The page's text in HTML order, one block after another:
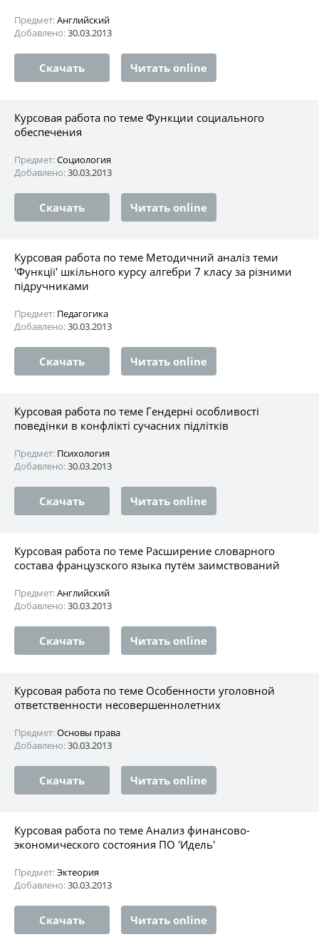
Предмет:Английский
Добавлено:30.03.2013
Скачать Читать online
Курсовая работа по теме Функции социального
обеспечения
Предмет:Социология
Добавлено:30.03.2013
Скачать Читать online
Курсовая работа по теме Методичний аналіз теми
'Функції' шкільного курсу алгебри 7 класу за різними
підручниками
Предмет: Педагогика
Добавлено:30.03.2013
Скачать Читать online
Курсовая работа по теме Гендерні особливості
поведінки в конфлікті сучасних підлітків
Предмет: Психология
Добавлено:30.03.2013
Скачать Читать online
Курсовая работа по теме Расширение словарного
состава французского языка путём заимствований
Предмет:Английский
Добавлено:30.03.2013
Скачать Читать online
Курсовая работа по теме Особенности уголовной
ответственности несовершеннолетних
Предмет:Основы права
Добавлено:30.03.2013
Скачать Читать online
Курсовая работа по теме Анализ финансово-
экономического состояния ПО 'Идель'
Предмет:Эктеория
Добавлено:30.03.2013
Скачать Читать online